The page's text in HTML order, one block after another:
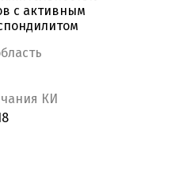
с активным
КИ